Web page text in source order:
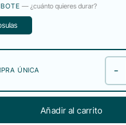
BOTE— ¿cuánto quieres durar?
ÚNICA
Añadir al carrito